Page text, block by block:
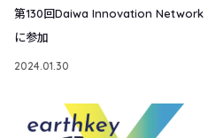
第130回Daiwa Innovation Network
に参加
2024.01.30